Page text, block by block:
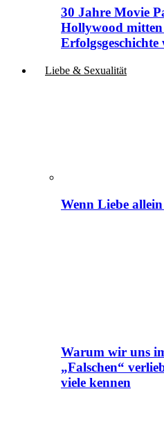
30 Jahre Movie
Hollywood
Liebe & Sexualität
Wenn Liebe
Warum wir uns
„Falschen“
viele kennen